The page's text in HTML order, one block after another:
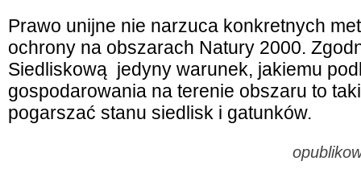
Prawo unijne nie narzuca konkretnych
ochrony na obszarach Natury 2000.
Siedliskową jedyny warunek, jakiemu
gospodarowania na terenie obszaru to
pogarszać stanu siedlisk i gatunków.